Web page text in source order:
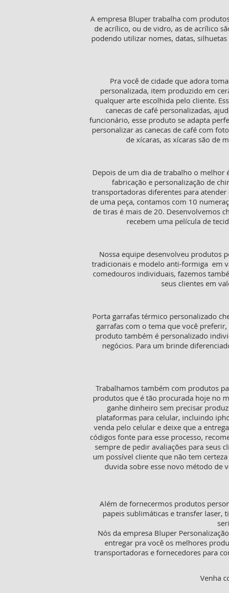
A empresa Bluper trabalha com
de acrílico, ou de vidro, as de acrílico
podendo utilizar nomes, datas,
Pra você de cidade que adora
personalizada, item produzido em
qualquer arte escolhida pelo cliente.
canecas de café personalizadas,
funcionário, esse produto se adapta
personalizar as canecas de café com
de xícaras, as xícaras são de
Depois de um dia de trabalho o melhor
fabricação e personalização de
transportadoras diferentes para
de uma peça, contamos com 10
de tiras é mais de 20. Desenvolvemos
recebem uma película de
Nossa equipe desenvolveu produtos
tradicionais e modelo anti-formiga em
comedouros individuais, fazemos
seus clientes em
Porta garrafas térmico personalizado
garrafas com o tema que você
produto também é personalizado
negócios. Para um brinde
Trabalhamos também com produtos
produtos que é tão procurada hoje no
ganhe dinheiro sem precisar
plataformas para celular, incluindo
venda pelo celular e deixe que a
códigos fonte para esse processo,
sempre de pedir avaliações para seus
um possível cliente que não tem
duvida sobre esse novo método de
Além de fornecermos produtos
papeis sublimáticas e transfer laser,
Nós da empresa Bluper
entregar pra você os melhores
transportadoras e fornecedores para
Venha